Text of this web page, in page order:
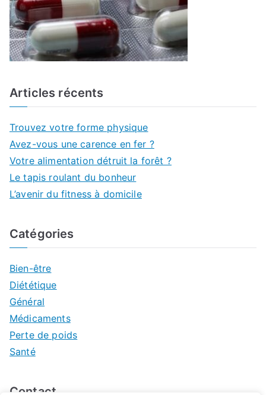
Articles récents
Trouvez votre forme physique
Avez-vous une carence en fer ?
Votre alimentation détruit la forêt ?
Le tapis roulant du bonheur
L’avenir du fitness à domicile
Catégories
Bien-être
Diététique
Général
Médicaments
Perte de poids
Santé
Contact